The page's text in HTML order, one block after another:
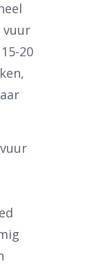
vuur
20